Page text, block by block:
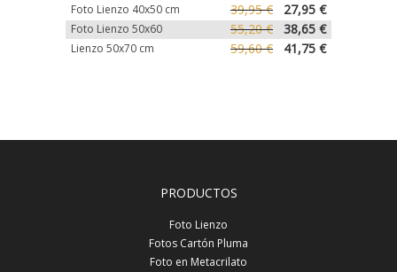
Foto Lienzo 40x50 cm 39,95 € 27,95 €
Foto Lienzo 50x60 55,20 € 38,65 €
Lienzo 50x70 cm 59,60 € 41,75 €
PRODUCTOS
Foto Lienzo
Fotos Cartón Pluma
Foto en Metacrilato